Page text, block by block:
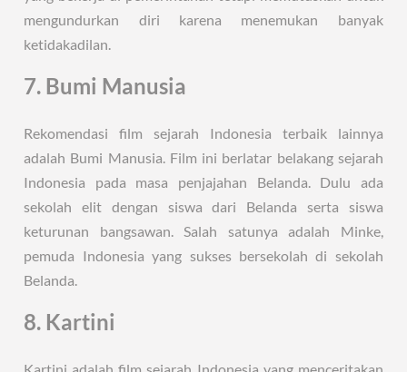
mengundurkan diri karena menemukan banyak
ketidakadilan.
7. Bumi Manusia
Rekomendasi film sejarah Indonesia terbaik lainnya
adalah Bumi Manusia. Film ini berlatar belakang sejarah
Indonesia pada masa penjajahan Belanda. Dulu ada
sekolah elit dengan siswa dari Belanda serta siswa
keturunan bangsawan. Salah satunya adalah Minke,
pemuda Indonesia yang sukses bersekolah di sekolah
Belanda.
8. Kartini